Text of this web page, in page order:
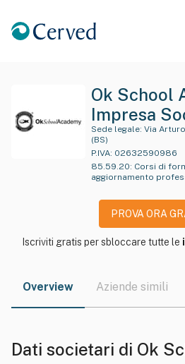
Ok School
Impresa
Sede legale:
(BS)
P.IVA: 02632590986
85.59.20: Corsi di
aggiornamento
PROVA ORA
Iscriviti gratis per sbloccare tutte le
Overview Aziende simili
Dati societari di Ok